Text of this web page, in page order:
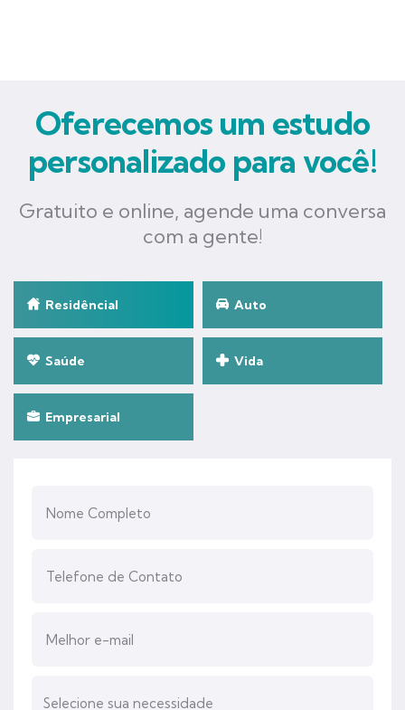
Oferecemos um estudo
personalizado para você!
Gratuito e online, agende uma conversa
com a gente!
Residêncial Auto
Saúde Vida
Empresarial